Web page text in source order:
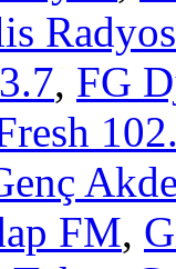
, FG
FM,